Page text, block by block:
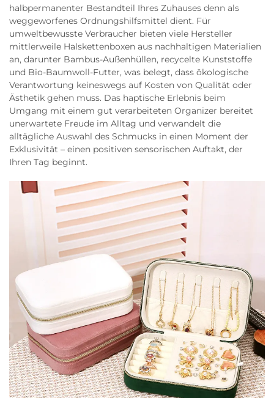
halbpermanenter Bestandteil Ihres Zuhauses denn als
weggeworfenes Ordnungshilfsmittel dient. Für
umweltbewusste Verbraucher bieten viele Hersteller
mittlerweile Halskettenboxen aus nachhaltigen Materialien
an, darunter Bambus-Außenhüllen, recycelte Kunststoffe
und Bio-Baumwoll-Futter, was belegt, dass ökologische
Verantwortung keineswegs auf Kosten von Qualität oder
Ästhetik gehen muss. Das haptische Erlebnis beim
Umgang mit einem gut verarbeiteten Organizer bereitet
unerwartete Freude im Alltag und verwandelt die
alltägliche Auswahl des Schmucks in einen Moment der
Exklusivität – einen positiven sensorischen Auftakt, der
Ihren Tag beginnt.